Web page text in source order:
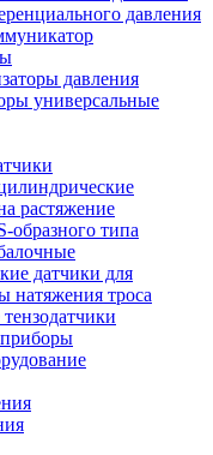
давления
давления
универсальные
растяжение
образного типа
датчики для
натяжения троса